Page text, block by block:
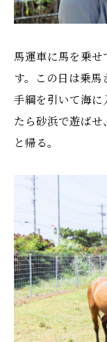
馬運車に馬を乗
す。この日は乗馬
手綱を引いて海に
たら砂浜で遊ば
と帰る。